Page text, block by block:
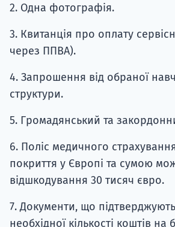
2. Одна фотографія.
3. Квитанція про оплату
через ППВА).
4. Запрошення від обраної
структури.
5. Громадянський та
6. Поліс медичного
покриття у Європі та сумою
відшкодування 30 тисяч євро.
7. Документи, що
необхідної кількості коштів на